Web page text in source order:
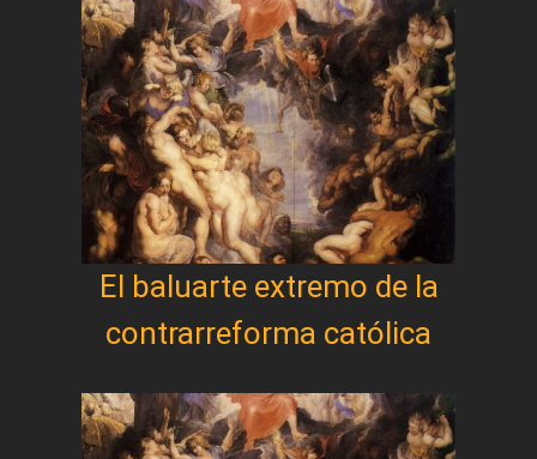
El baluarte extremo de la
contrarreforma católica